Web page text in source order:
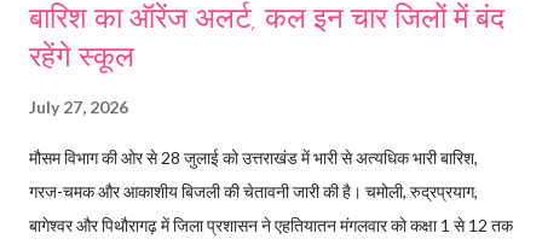
बारिश का ऑरेंज अलर्ट, कल इन चार जिलों में बंद
रहेंगे स्कूल
July 27, 2026
मौसम विभाग की ओर से 28 जुलाई को उत्तराखंड में भारी से अत्यधिक भारी बारिश,
गरज-चमक और आकाशीय बिजली की चेतावनी जारी की है। चमोली, रुद्रप्रयाग,
बागेश्वर और पिथौरागढ़ में जिला प्रशासन ने एहतियातन मंगलवार को कक्षा 1 से 12 तक